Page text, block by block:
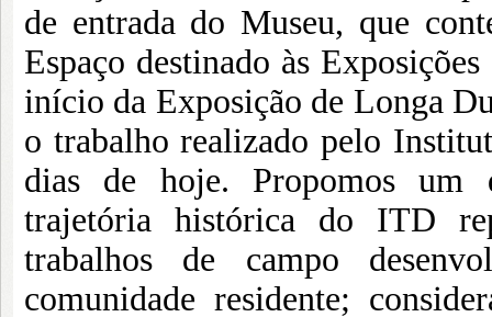
de entrada do Museu, que
Espaço destinado às
início da Exposição de Longa
o trabalho realizado pelo
dias de hoje. Propomos um
trajetória histórica do ITD
trabalhos de campo
comunidade residente;